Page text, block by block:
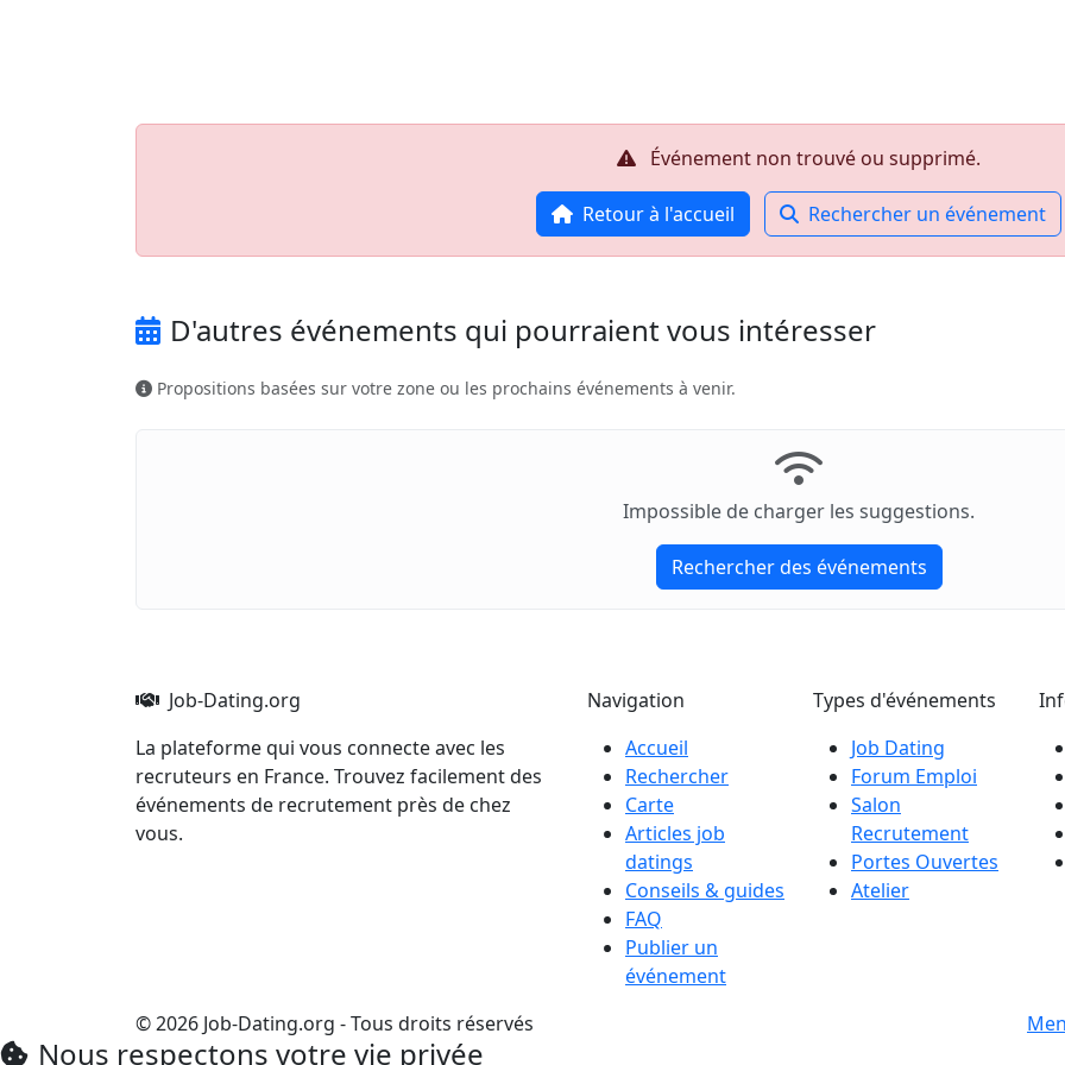
Événement non trouvé ou supprimé.
Retour à l'accueil Rechercher un événement
D'autres événements qui pourraient vous intéresser
Propositions basées sur votre zone ou les prochains événements à venir.
Impossible de charger les suggestions.
Rechercher des événements
Job-Dating.org
La plateforme qui vous connecte avec les
recruteurs en France. Trouvez facilement des
événements de recrutement près de chez
vous.
Navigation
Accueil
Rechercher
Carte
Articles job
datings
Conseils & guides
FAQ
Publier un
événement
Types d'événements
Job Dating
Forum Emploi
Salon
Recrutement
Portes Ouvertes
Atelier
© 2026 Job-Dating.org - Tous droits réservés
Nous respectons votre vie privée